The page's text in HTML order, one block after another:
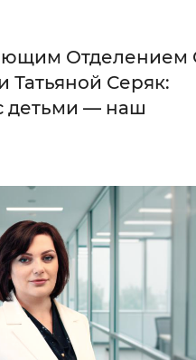
С засечками
между буквами
сайта
Инверсивный
фон
Татьяной Серяк:
детьми — наш